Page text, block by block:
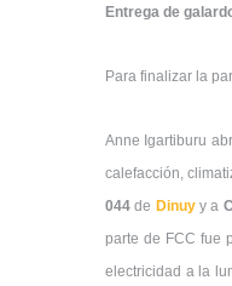
Entrega de
Para finalizar la
Anne Igartiburu
calefacción,
044 de Dinuy y a
parte de FCC fue
electricidad a la